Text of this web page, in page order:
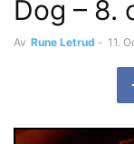
Dog – 8.
Av Rune Letrud - 11.